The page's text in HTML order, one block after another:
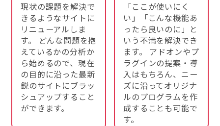
現状の課題を解決で
きるようなサイトに
リニューアルしま
す。 どんな問題を抱
えているかの分析か
ら始めるので、現在
の目的に沿った最新
鋭のサイトにブラッ
シュアップすること
ができます。
「ここが使いにく
い」「こんな機能あ
ったら良いのに」と
いう不満を解決でき
ます。 アドオンやプ
ラグインの提案・導
入はもちろん、ニー
ズに沿ってオリジナ
ルのプログラムを作
成することも可能で
す。